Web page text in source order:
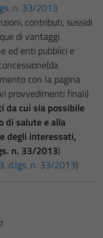
n. 33/2013
contributi, sussidi
di vantaggi
ed enti pubblici e
con la pagina
provvedimenti finali)
da cui sia possibile
di salute e alla
degli interessati,
n. 33/2013)
d.lgs. n. 33/2013)